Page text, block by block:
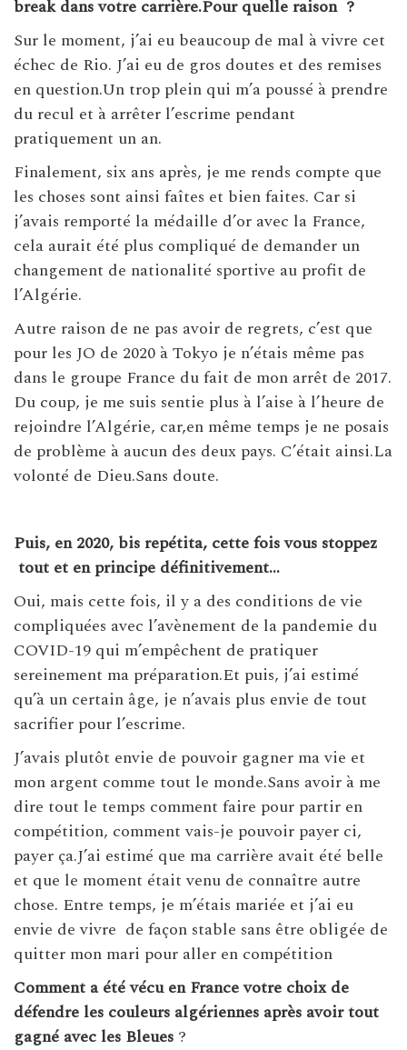
break dans votre carrière.Pour quelle raison ?
Sur le moment, j’ai eu beaucoup de mal à vivre cet
échec de Rio. J’ai eu de gros doutes et des remises
en question.Un trop plein qui m’a poussé à prendre
du recul et à arrêter l’escrime pendant
pratiquement un an.
Finalement, six ans après, je me rends compte que
les choses sont ainsi faîtes et bien faites. Car si
j’avais remporté la médaille d’or avec la France,
cela aurait été plus compliqué de demander un
changement de nationalité sportive au profit de
l’Algérie.
Autre raison de ne pas avoir de regrets, c’est que
pour les JO de 2020 à Tokyo je n’étais même pas
dans le groupe France du fait de mon arrêt de 2017.
Du coup, je me suis sentie plus à l’aise à l’heure de
rejoindre l’Algérie, car,en même temps je ne posais
de problème à aucun des deux pays. C’était ainsi.La
volonté de Dieu.Sans doute.
Puis, en 2020, bis repétita, cette fois vous stoppez
tout et en principe définitivement…
Oui, mais cette fois, il y a des conditions de vie
compliquées avec l’avènement de la pandemie du
COVID-19 qui m’empêchent de pratiquer
sereinement ma préparation.Et puis, j’ai estimé
qu’à un certain âge, je n’avais plus envie de tout
sacrifier pour l’escrime.
J’avais plutôt envie de pouvoir gagner ma vie et
mon argent comme tout le monde.Sans avoir à me
dire tout le temps comment faire pour partir en
compétition, comment vais-je pouvoir payer ci,
payer ça.J’ai estimé que ma carrière avait été belle
et que le moment était venu de connaître autre
chose. Entre temps, je m’étais mariée et j’ai eu
envie de vivre de façon stable sans être obligée de
quitter mon mari pour aller en compétition
Comment a été vécu en France votre choix de
défendre les couleurs algériennes après avoir tout
gagné avec les Bleues ?